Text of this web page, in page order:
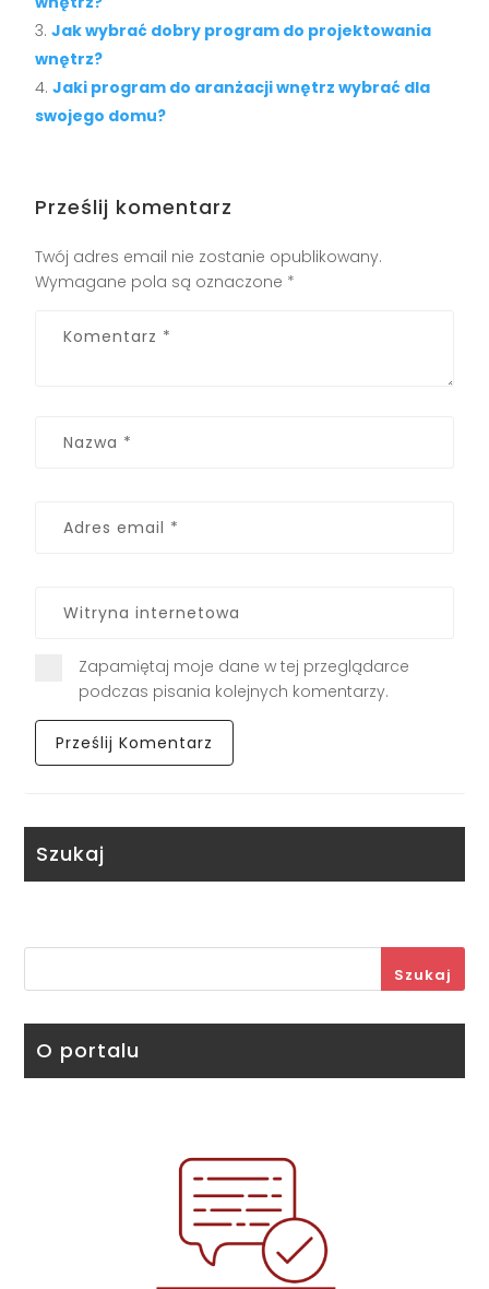
Jak wybrać dobry program do projektowania
wnętrz?
Jaki program do aranżacji wnętrz wybrać dla
swojego domu?
Prześlij komentarz
Twój adres email nie zostanie opublikowany.
Wymagane pola są oznaczone *
Zapamiętaj moje dane w tej przeglądarce
podczas pisania kolejnych komentarzy.
Szukaj
Szukaj
O portalu